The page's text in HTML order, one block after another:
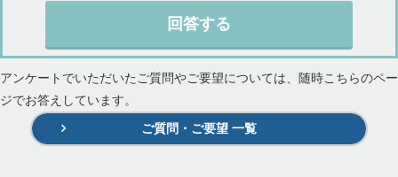
回答する
アンケートでいただいたご質問やご要望については、随時こちらのペー
ジでお答えしています。
ご質問・ご要望 一覧